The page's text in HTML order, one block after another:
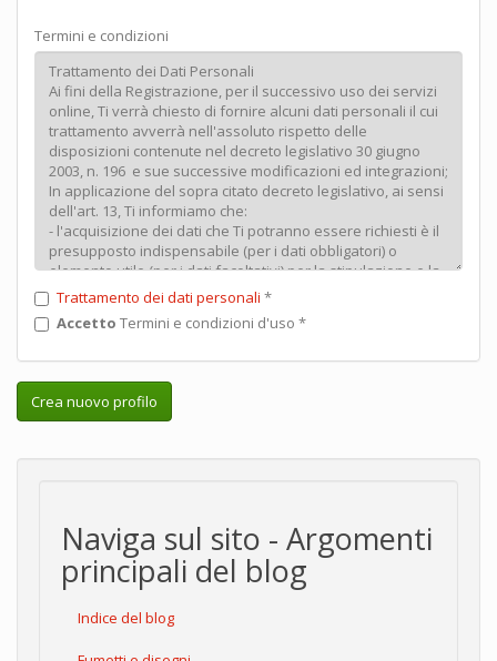
Termini e condizioni
Trattamento dei dati personali *
Accetto Termini e condizioni d'uso *
Crea nuovo profilo
Naviga sul sito - Argomenti
principali del blog
Indice del blog